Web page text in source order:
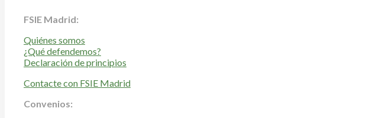
FSIE Madrid:
Quiénes somos
¿Qué defendemos?
Declaración de principios
Contacte con FSIE Madrid
Convenios: